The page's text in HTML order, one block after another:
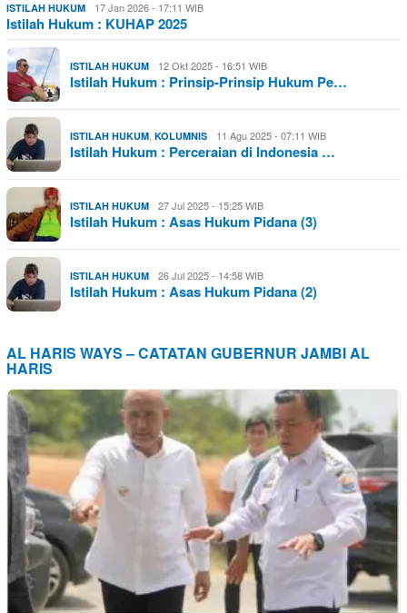
ISTILAH HUKUM 17 Jan 2026 - 17:11 WIB
Istilah Hukum : KUHAP 2025
ISTILAH HUKUM 12 Okt 2025 - 16:51 WIB
Istilah Hukum : Prinsip-Prinsip Hukum Pe…
ISTILAH HUKUM, KOLUMNIS 11 Agu 2025 - 07:11 WIB
Istilah Hukum : Perceraian di Indonesia …
ISTILAH HUKUM 27 Jul 2025 - 15:25 WIB
Istilah Hukum : Asas Hukum Pidana (3)
ISTILAH HUKUM 26 Jul 2025 - 14:58 WIB
Istilah Hukum : Asas Hukum Pidana (2)
AL HARIS WAYS – CATATAN GUBERNUR JAMBI AL
HARIS